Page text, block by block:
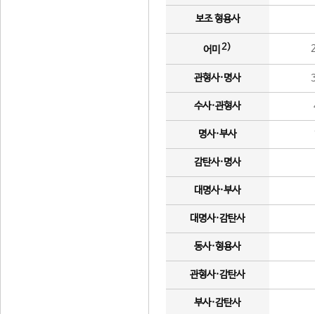
보조 형용사
어미 2)
관형사·명사
수사·관형사
명사·부사
감탄사·명사
대명사·부사
대명사·감탄사
동사·형용사
관형사·감탄사
부사·감탄사